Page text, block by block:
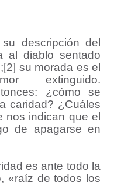
descripción del
al diablo sentado
su morada es el
extinguido.
¿cómo se
caridad? ¿Cuáles
nos indican que el
de apagarse en
es ante todo la
«raíz de todos los